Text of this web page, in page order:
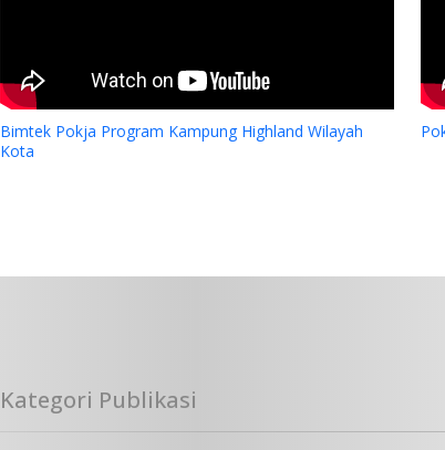
Bimtek Pokja Program Kampung Highland Wilayah
Kota
Kategori Publikasi